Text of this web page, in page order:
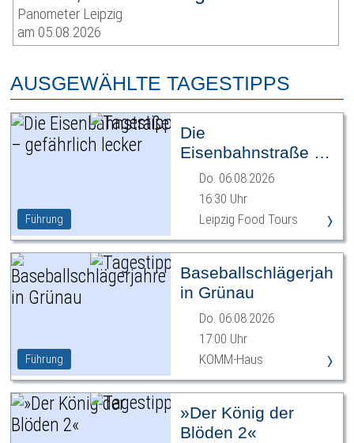
Panometer Leipzig
am 05.08.2026
AUSGEWÄHLTE TAGESTIPPS
Führung
Die
Eisenbahnstraße –
gefährlich lecker
Do. 06.08.2026
16:30 Uhr
Leipzig Food Tours
›
Führung
Baseballschlägerjahre
in Grünau
Do. 06.08.2026
17:00 Uhr
KOMM-Haus
›
»Der König der
Blöden 2«